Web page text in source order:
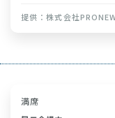
株式会社
満席